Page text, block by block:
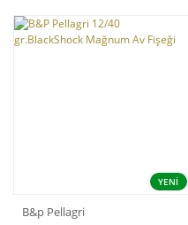
YENİ
B&p Pellagri